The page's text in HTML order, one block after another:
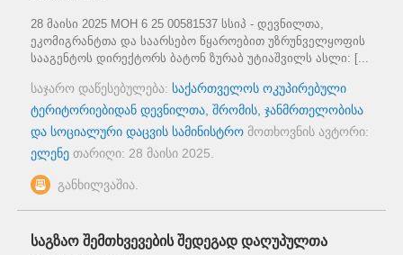
28 მაისი 2025 MOH 6 25 00581537 სსიპ - დევნილთა,
ეკომიგრანტთა და საარსებო წყაროებით უზრუნველყოფის
სააგენტოს დირექტორს ბატონ ზურაბ უტიაშვილს ასლი: [...
საჯარო დაწესებულება: საქართველოს ოკუპირებული
ტერიტორიებიდან დევნილთა, შრომის, ჯანმრთელობისა
და სოციალური დაცვის სამინისტრო მოთხოვნის ავტორი:
ელენე თარიღი: 28 მაისი 2025
განხილვაშია.
საგზაო შემთხვევების შედეგად დაღუპულთა